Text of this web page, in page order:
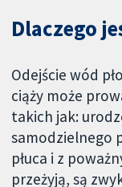
Dlaczego
Odejście wód
ciąży może
takich jak:
samodzielnego
płuca i z
przeżyją, są